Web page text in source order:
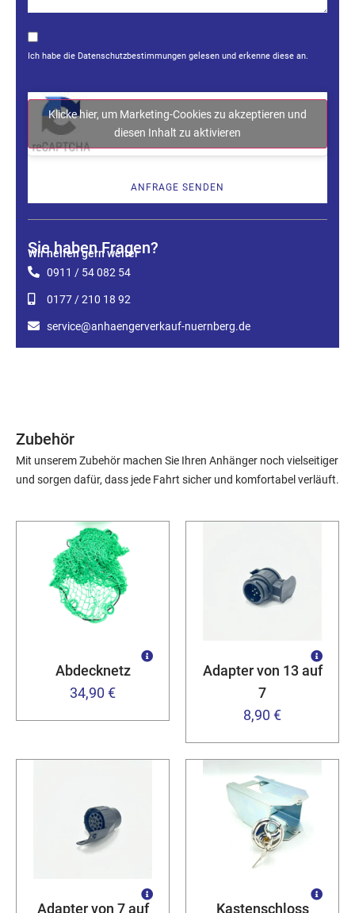
Ich habe die Datenschutzbestimmungen gelesen und erkenne diese an.
Klicke hier, um Marketing-Cookies zu akzeptieren und
diesen Inhalt zu aktivieren
ANFRAGE SENDEN
Sie haben Fragen?
Wir helfen gern weiter
0911 / 54 082 54
0177 / 210 18 92
service@anhaengerverkauf-nuernberg.de
Zubehör
Mit unserem Zubehör machen Sie Ihren Anhänger noch vielseitiger
und sorgen dafür, dass jede Fahrt sicher und komfortabel verläuft.
Abdecknetz
34,90 €
Adapter von 13 auf
7
8,90 €
Adapter von 7 auf Kastenschloss